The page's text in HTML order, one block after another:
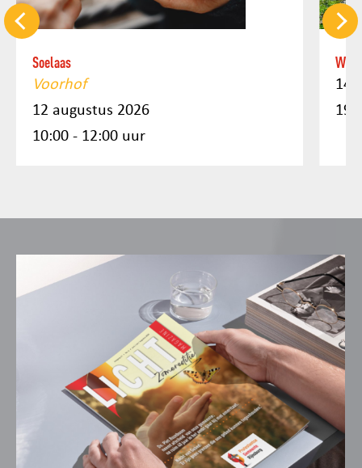
Soelaas
Voorhof
12 augustus 2026
10:00 - 12:00 uur
14